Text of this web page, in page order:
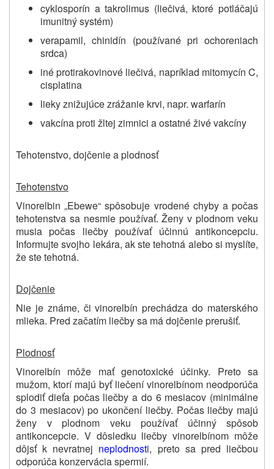
cyklosporín a takrolimus (liečivá, ktoré potláčajú
imunitný systém)
verapamil, chinidín (používané pri ochoreniach
srdca)
iné protirakovinové liečivá, napríklad mitomycín C,
cisplatina
lieky znižujúce zrážanie krvi, napr. warfarín
vakcína proti žltej zimnici a ostatné živé vakcíny
Tehotenstvo, dojčenie a plodnosť
Tehotenstvo
Vinorelbin „Ebewe“ spôsobuje vrodené chyby a počas
tehotenstva sa nesmie používať. Ženy v plodnom veku
musia počas liečby používať účinnú antikoncepciu.
Informujte svojho lekára, ak ste tehotná alebo si myslíte,
že ste tehotná.
Dojčenie
Nie je známe, či vinorelbín prechádza do materského
mlieka. Pred začatím liečby sa má dojčenie prerušiť.
Plodnosť
Vinorelbín môže mať genotoxické účinky. Preto sa
mužom, ktorí majú byť liečení vinorelbínom neodporúča
splodiť dieťa počas liečby a do 6 mesiacov (minimálne
do 3 mesiacov) po ukončení liečby. Počas liečby majú
ženy v plodnom veku používať účinný spôsob
antikoncepcie. V dôsledku liečby vinorelbínom môže
dôjsť k nevratnej neplodnosti, preto sa pred liečbou
odporúča konzervácia spermií.